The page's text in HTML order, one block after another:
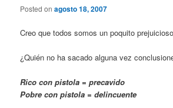
Posted onagosto 18, 2007
Creo que todos somos un poquito
¿Quién no ha sacado alguna vez
Rico con pistola = precavido
Pobre con pistola = delincuente